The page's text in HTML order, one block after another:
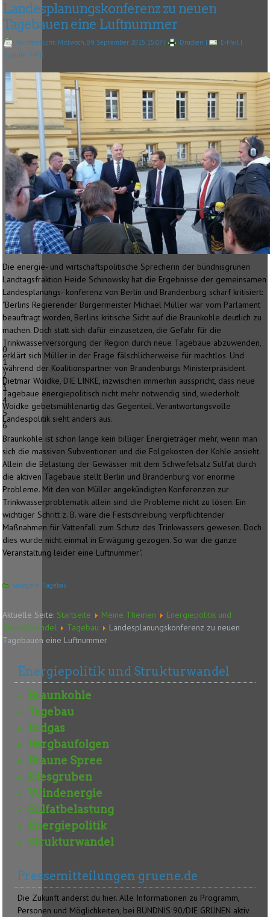
0
1
2
3
4
5
6
Landesplanungskonferenz zu neuen
Tagebauen eine Luftnummer
Veröffentlicht: Mittwoch, 09. September 2015 15:07 | Drucken | E-Mail |
Zugriffe: 5478
Die energie- und wirtschaftspolitische Sprecherin der bündnisgrünen
Landtagsfraktion Heide Schinowsky hat die Ergebnisse der gemeinsamen
Landesplanungs- konferenz von Berlin und Brandenburg scharf kritisiert:
"Berlins Regierender Bürgermeister Michael Müller war vom Parlament
beauftragt worden, Berlins kritische Sicht auf die Braunkohle deutlich zu
machen. Doch statt sich dafür einzusetzen, die Gefahr für die
Trinkwasserversorgung der Region durch neue Tagebaue abzuwenden,
erklärt sich Müller in der Frage fälschlicherweise für machtlos. Und
während der Koalitionspartner von Brandenburgs Ministerpräsident
Dietmar Woidke, DIE LINKE, inzwischen immerhin ausspricht, dass neue
Tagebaue energiepolitisch nicht mehr notwendig sind, wiederholt
Woidke gebetsmühlenartig das Gegenteil. Verantwortungsvolle
Landespolitik sieht anders aus.
Braunkohle ist schon lange kein billiger Energieträger mehr, wenn man
sich die massiven Subventionen und die Folgekosten der Kohle ansieht.
Allein die Belastung der Gewässer mit dem Schwefelsalz Sulfat durch
die aktiven Tagebaue stellt Berlin und Brandenburg vor enorme
Probleme. Mit den von Müller angekündigten Konferenzen zur
Trinkwasserproblematik allein sind die Probleme nicht zu lösen. Ein
wichtiger Schritt z. B. wäre die Festschreibung verpflichtender
Maßnahmen für Vattenfall zum Schutz des Trinkwassers gewesen. Doch
dies wurde nicht einmal in Erwägung gezogen. So war die ganze
Veranstaltung leider eine Luftnummer".
Kategorie:Tagebau
Aktuelle Seite: Startseite Meine Themen
Energiepolitik und
Strukturwandel
Tagebau
Landesplanungskonferenz zu neuen
Tagebauen eine Luftnummer
Energiepolitik und Strukturwandel
Braunkohle
Tagebau
Erdgas
Bergbaufolgen
Braune Spree
Kiesgruben
Windenergie
Sulfatbelastung
Energiepolitik
Strukturwandel
Pressemitteilungen gruene.de
Die Zukunft änderst du hier. Alle Informationen zu Programm,
Personen und Möglichkeiten, bei BÜNDNIS 90/DIE GRÜNEN aktiv